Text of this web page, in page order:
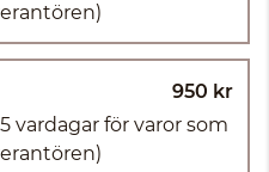
950 kr
5 vardagar för varor som